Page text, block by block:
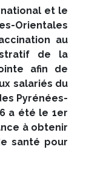
et le
Orientales
au
de la
afin de
salariés du
Pyrénées-
a été le 1er
à obtenir
santé pour